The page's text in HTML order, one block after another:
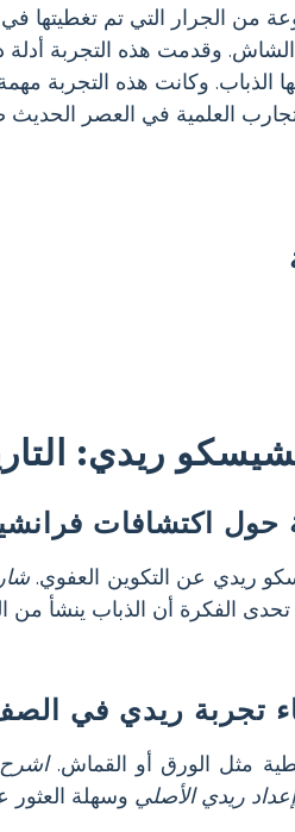
من الجرار التي تم تغطيتها
وقدمت هذه التجربة أدلة
وكانت هذه التجربة
العلمية في العصر الحديث
ريدي:
حول اكتشافات
ريدي عن التكوين العفوي.
تجربة ريدي في
مثل الورق أو القماش.
إعداد ريدي الأصلي